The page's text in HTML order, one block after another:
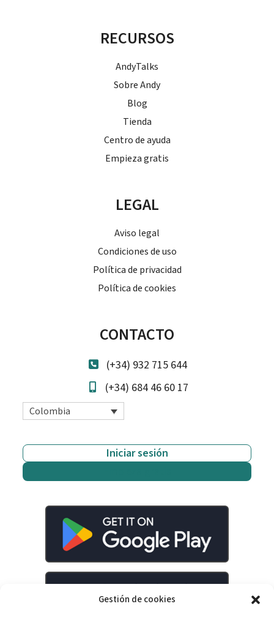
Gestión de cookies
RECURSOS
AndyTalks
Sobre Andy
Blog
Tienda
Centro de ayuda
Empieza gratis
LEGAL
Aviso legal
Condiciones de uso
Política de privacidad
Política de cookies
CONTACTO
(+34) 932 715 644
(+34) 684 46 60 17
Colombia
Iniciar sesión